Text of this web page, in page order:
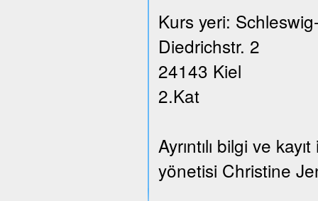
Kurs yeri:
Diedrichstr. 2
24143 Kiel
2.Kat
Ayrıntılı bilgi ve
yönetisi Christine